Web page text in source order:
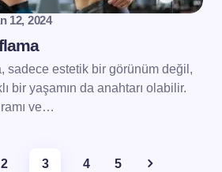
12, 2024
sadece estetik bir görünüm değil,
bir yaşamın da anahtarı olabilir.
ve…
2 3 4 5